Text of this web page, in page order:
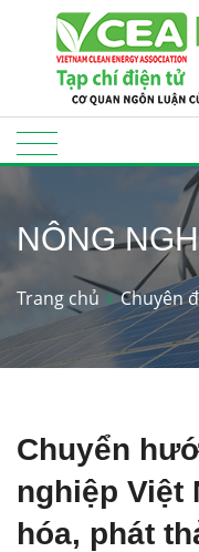
NÔNG
Trang chủ Chuyên
Chuyển
nghiệp Việt
hóa, phát